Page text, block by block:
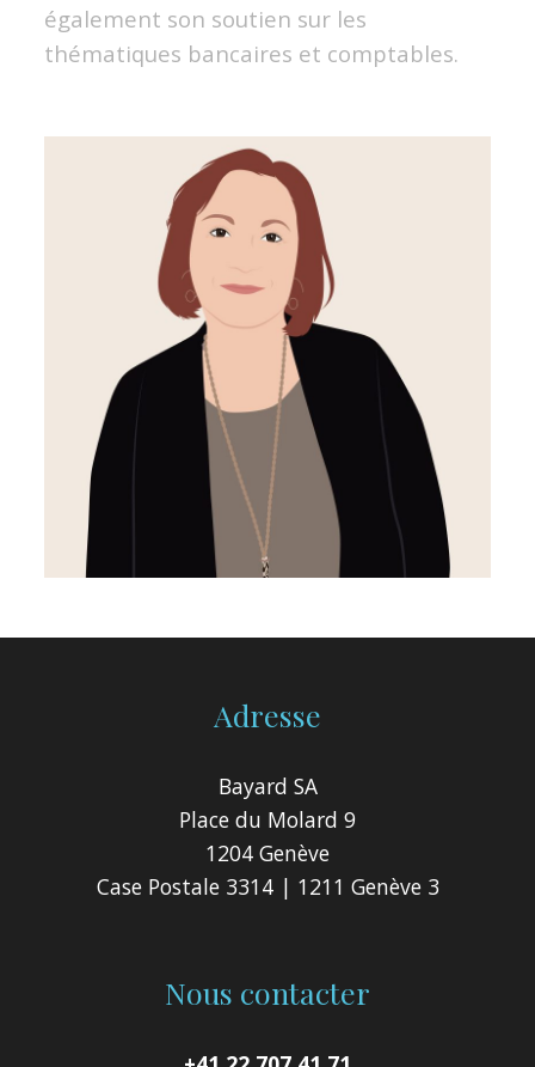
également son soutien sur les
thématiques bancaires et comptables.
Adresse
Bayard SA
Place du Molard 9
1204 Genève
Case Postale 3314 | 1211 Genève 3
Nous contacter